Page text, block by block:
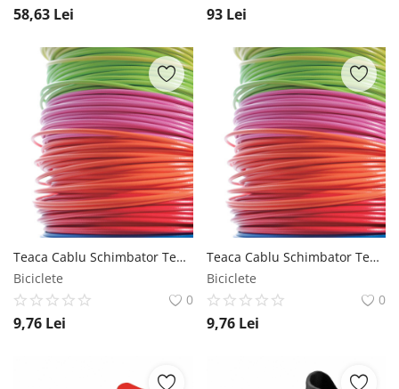
58,63 Lei 93 Lei
Teaca Cablu Schimbator Teflonat Alligator 4mm Albastru Alligator
Biciclete
0
9,76 Lei
Teaca Cablu Schimbator Teflonat Alligator 4mm Verde Alligator
Biciclete
0
9,76 Lei